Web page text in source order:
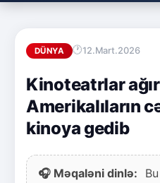
DÜNYA 12.Mart.2026
Kinoteatrlar
Amerikalıların
kinoya gedib
🎧 Məqaləni dinlə: